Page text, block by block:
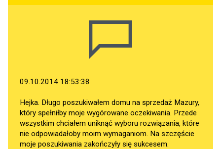
09.10.2014 18:53:38
Hejka. Długo poszukiwałem domu na sprzedaż Mazury,
który spełniłby moje wygórowane oczekiwania. Przede
wszystkim chciałem uniknąć wyboru rozwiązania, które
nie odpowiadałoby moim wymaganiom. Na szczęście
moje poszukiwania zakończyły się sukcesem.